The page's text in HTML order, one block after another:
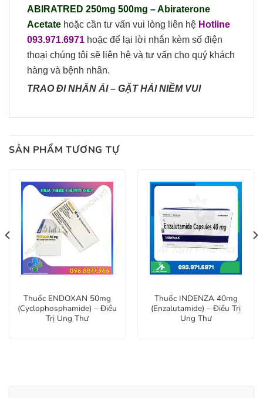
ABIRATRED 250mg 500mg – Abiraterone
Acetate hoặc cần tư vấn vui lòng liên hệ Hotline
093.971.6971 hoặc để lại lời nhắn kèm số điện
thoại chúng tôi sẽ liên hệ và tư vấn cho quý khách
hàng và bệnh nhân.
TRAO ĐI NHÂN ÁI– GẶT HÁI NIỀM VUI
SẢN PHẨM TƯƠNG TỰ
Thuốc ENDOXAN 50mg
(Cyclophosphamide) – Điều
Trị Ung Thư
Thuốc INDENZA 40mg
(Enzalutamide) – Điều Trị
Ung Thư